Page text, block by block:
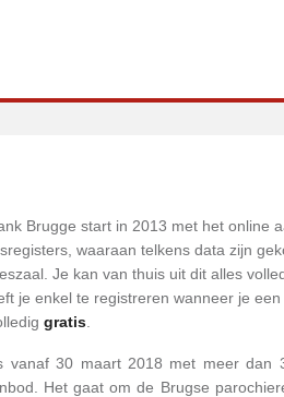
Brugge start in 2013 met het
waaraan telkens data zijn
Je kan van thuis uit dit alles
je enkel te registreren wanneer je
gratis
vanaf 30 maart 2018 met meer dan
Het gaat om de Brugse